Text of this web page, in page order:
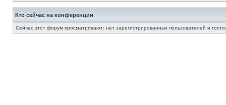
Кто сейчас на конференции
Сейчас этот форум просматривают: нет зарегистрированных пользователей и